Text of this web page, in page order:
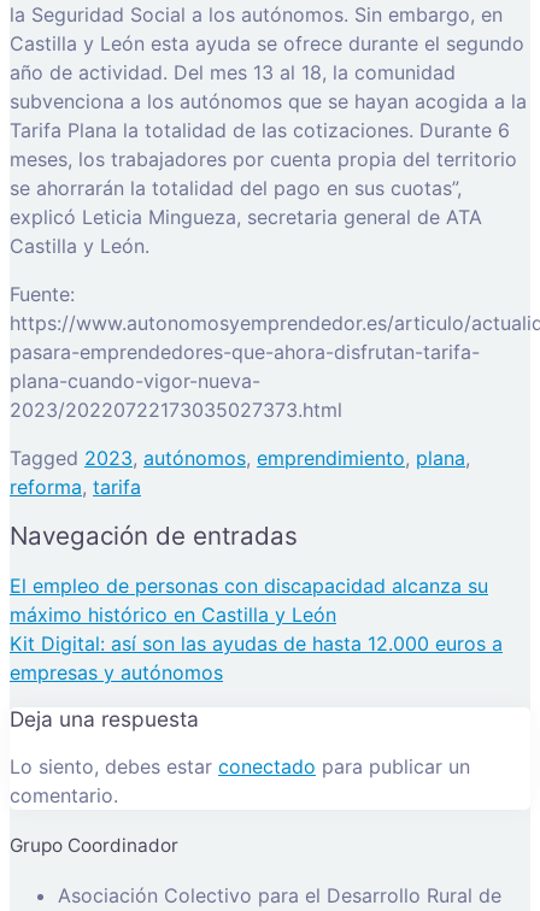
la Seguridad Social a los autónomos. Sin embargo, en
Castilla y León esta ayuda se ofrece durante el segundo
año de actividad. Del mes 13 al 18, la comunidad
subvenciona a los autónomos que se hayan acogida a la
Tarifa Plana la totalidad de las cotizaciones. Durante 6
meses, los trabajadores por cuenta propia del territorio
se ahorrarán la totalidad del pago en sus cuotas”,
explicó Leticia Mingueza, secretaria general de ATA
Castilla y León.
Fuente:
https://www.autonomosyemprendedor.es/articulo/
pasara-emprendedores-que-ahora-disfrutan-tarifa-
plana-cuando-vigor-nueva-
2023/20220722173035027373.html
Tagged 2023, autónomos, emprendimiento, plana,
reforma, tarifa
Navegación de entradas
El empleo de personas con discapacidad alcanza su
máximo histórico en Castilla y León
Kit Digital: así son las ayudas de hasta 12.000 euros a
empresas y autónomos
Deja una respuesta
Lo siento, debes estar conectado para publicar un
comentario.
Grupo Coordinador
Asociación Colectivo para el Desarrollo Rural de